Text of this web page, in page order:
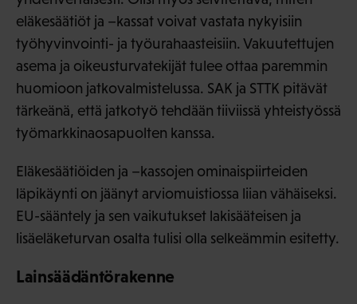
eläkesäätiöt ja –kassat voivat vastata nykyisiin
työhyvinvointi- ja työurahaasteisiin. Vakuutettujen
asema ja oikeusturvatekijät tulee ottaa paremmin
huomioon jatkovalmistelussa. SAK ja STTK pitävät
tärkeänä, että jatkotyö tehdään tiiviissä yhteistyössä
työmarkkinaosapuolten kanssa.
Eläkesäätiöiden ja –kassojen ominaispiirteiden
läpikäynti on jäänyt arviomuistiossa liian vähäiseksi.
EU-sääntely ja sen vaikutukset lakisääteisen ja
lisäeläketurvan osalta tulisi olla selkeämmin esitetty.
Lainsäädäntörakenne